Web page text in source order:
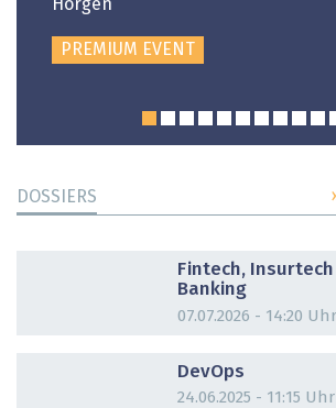
Horgen
PREMIUM EVENT
DOSSIERS
Fintech,
Banking
07.07.2026 - 14:20 Uhr
DevOps
24.06.2025 - 11:15 Uhr